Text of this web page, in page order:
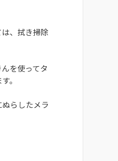
、拭き掃除
を使ってタ
。
らしたメラ